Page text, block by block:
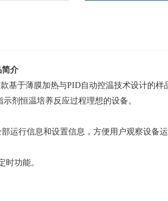
简介
基于薄膜加热与PID自动控温技术设计的
剂恒温培养反应过程理想的设备。
运行信息和设置信息，方便用户观察设备运
时功能。